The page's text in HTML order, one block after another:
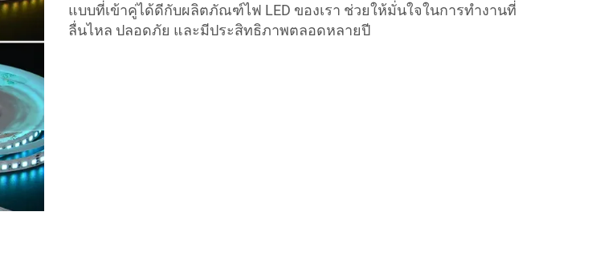
แบบที่เข้าคู่ได้ดีกับผลิตภัณฑ์ไฟ LED ของเรา ช่วยให้มั่นใจในการทำงานที่
ลื่นไหล ปลอดภัย และมีประสิทธิภาพตลอดหลายปี